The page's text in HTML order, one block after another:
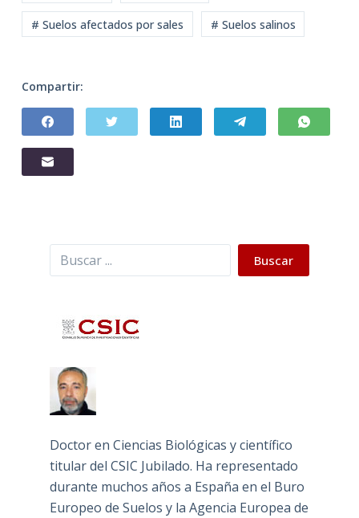
# Suelos afectados por sales # Suelos salinos
Compartir:
Buscar Buscar
Doctor en Ciencias Biológicas y científico
titular del CSIC Jubilado. Ha representado
durante muchos años a España en el Buro
Europeo de Suelos y la Agencia Europea de